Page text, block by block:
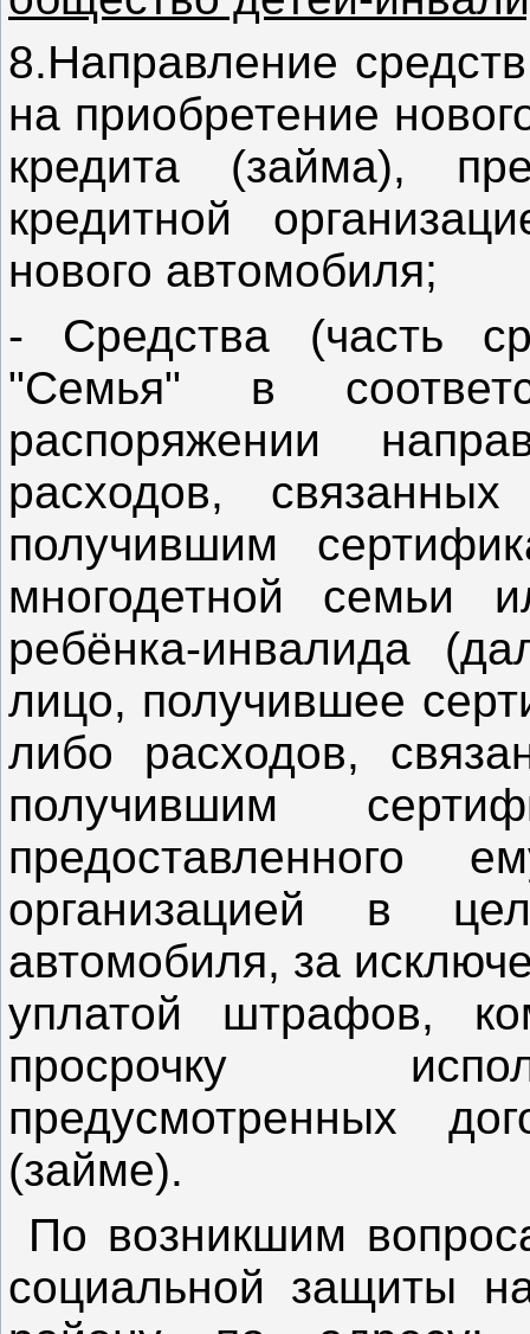
8.Направление
на приобретение
кредита (займа),
кредитной
нового автомобиля;
- Средства (часть
"Семья" в
распоряжении
расходов,
получившим
многодетной семьи
ребёнка-инвалида
лицо, получившее
либо расходов,
получившим
предоставленного
организацией в
автомобиля, за
уплатой штрафов,
просрочку
предусмотренных
(займе).
По возникшим
социальной защиты